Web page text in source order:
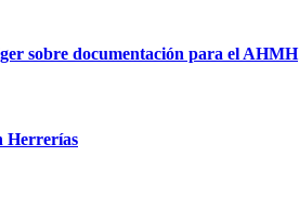
sobre documentación para el AHMH
Herrerías